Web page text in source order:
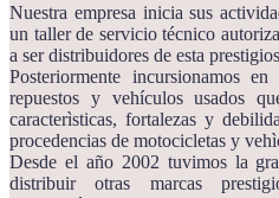
Nuestra empresa inicia sus
un taller de servicio técnico
a ser distribuidores de esta
Posteriormente incursionamos
repuestos y vehículos usados
caracterìsticas, fortalezas y
procedencias de motocicletas y
Desde el año 2002 tuvimos la
distribuir otras marcas